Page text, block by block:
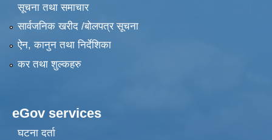
सूचना तथा समाचार
सार्वजनिक खरीद /बोलपत्र सूचना
ऐन, कानुन तथा निर्देशिका
कर तथा शुल्कहरु
eGov services
घटना दर्ता